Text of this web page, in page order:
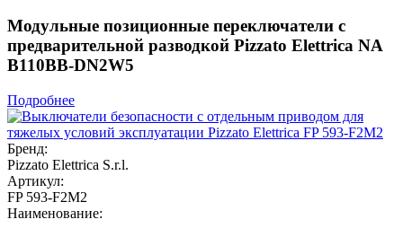
Модульные позиционные переключатели с
предварительной разводкой Pizzato Elettrica NA
B110BB-DN2W5
Подробнее
Бренд:
Pizzato Elettrica S.r.l.
Артикул:
FP 593-F2M2
Наименование: